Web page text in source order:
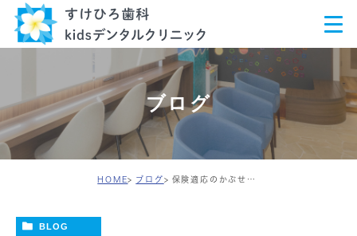
ブログ
HOME ブログ 保険適応のかぶせ物の種類が増えました！
BLOG